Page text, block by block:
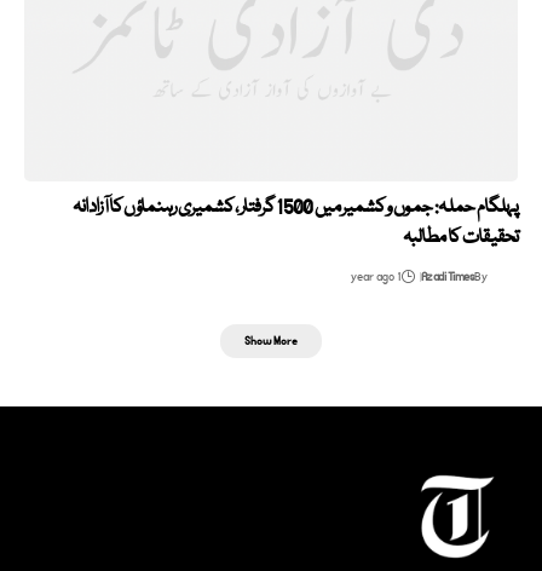
پہلگام حملہ: جموں و کشمیر میں 1500 گرفتار، کشمیری رہنماؤں کا آزادانہ
تحقیقات کا مطالبہ
By
Azadi Times
1 year ago
Show More